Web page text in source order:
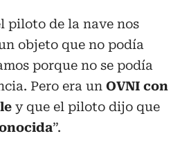
piloto de la nave nos
objeto que no podía
porque no se podía
Pero era un OVNI con
y que el piloto dijo que
”.